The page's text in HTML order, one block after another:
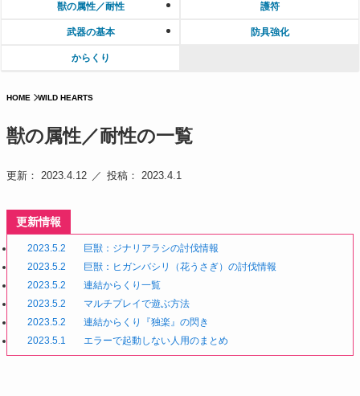
獣の属性／耐性 護符
武器の基本 防具強化
からくり
HOME WILD HEARTS
獣の属性／耐性の一覧
更新： 2023.4.12 投稿： 2023.4.1
更新情報
2023.5.2
巨獣：ジナリアラシの討伐情報
2023.5.2
巨獣：ヒガンバシリ（花うさぎ）の討伐情報
2023.5.2
連結からくり一覧
2023.5.2
マルチプレイで遊ぶ方法
2023.5.2
連結からくり『独楽』の閃き
2023.5.1
エラーで起動しない人用のまとめ